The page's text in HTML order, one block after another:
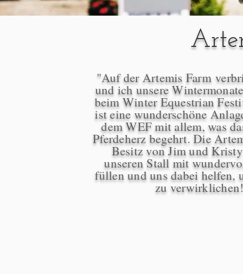
"Auf der Artemis Farm
und ich unsere
beim Winter Equestrian
ist eine wunderschöne
dem WEF mit allem, was
Pferdeherz begehrt. Die
Besitz von Jim und
unseren Stall mit
füllen und uns dabei helfen,
zu